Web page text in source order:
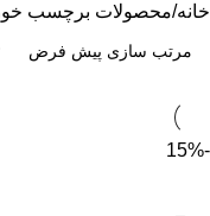
خانه محصولات برچسب
-15%